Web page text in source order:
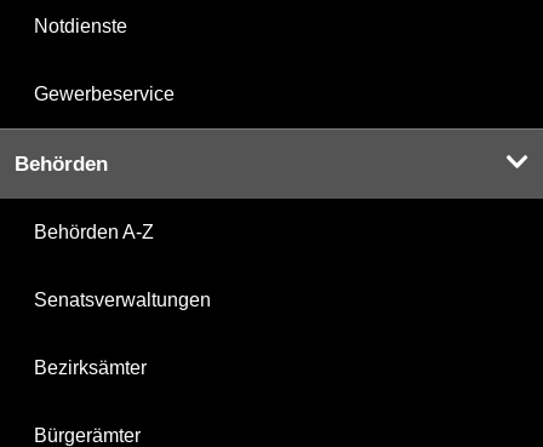
Notdienste
Gewerbeservice
Behörden
Behörden A-Z
Senatsverwaltungen
Bezirksämter
Bürgerämter